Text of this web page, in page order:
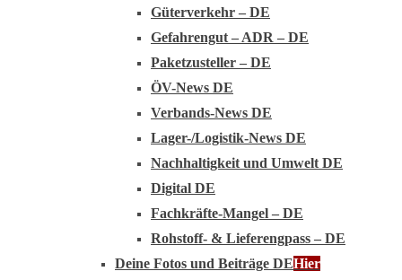
Güterverkehr – DE
Gefahrengut – ADR – DE
Paketzusteller – DE
ÖV-News DE
Verbands-News DE
Lager-/Logistik-News DE
Nachhaltigkeit und Umwelt DE
Digital DE
Fachkräfte-Mangel – DE
Rohstoff- & Lieferengpass – DE
Deine Fotos und Beiträge DEHier